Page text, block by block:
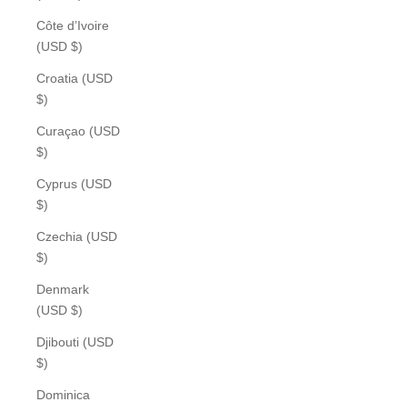
Côte d’Ivoire
(USD $)
Croatia (USD
$)
Curaçao (USD
$)
Cyprus (USD
$)
Czechia (USD
$)
Denmark
(USD $)
Djibouti (USD
$)
Dominica